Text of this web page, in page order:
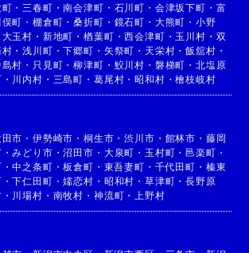
町 ・ 三春町 ・南会津町 ・ 石川町 ・ 会津坂下町 ・ 富
俣町 ・棚倉町 ・桑折町 ・ 鏡石町 ・ 大熊町 ・ 小野
大玉村 ・ 新地町 ・楢葉町 ・西会津町 ・ 玉川村 ・ 双
村 ・浅川町 ・下郷町 ・ 矢祭町 ・ 天栄村 ・飯舘村 ・
島村 ・ 只見町 ・柳津町 ・ 鮫川村 ・ 磐梯町 ・ 北塩原
・ 川内村 ・ 三島町 ・ 葛尾村 ・昭和村 ・檜枝岐村
田市 ・伊勢崎市 ・桐生市 ・渋川市 ・ 館林市 ・ 藤岡
・みどり市 ・沼田市 ・ 大泉町 ・ 玉村町 ・邑楽町 ・
・中之条町 ・板倉町 ・ 東吾妻町 ・ 千代田町 ・ 榛東
・下仁田町 ・嬬恋村 ・ 昭和村 ・ 草津町 ・長野原
・ 川場村 ・ 南牧村 ・ 神流町 ・ 上野村